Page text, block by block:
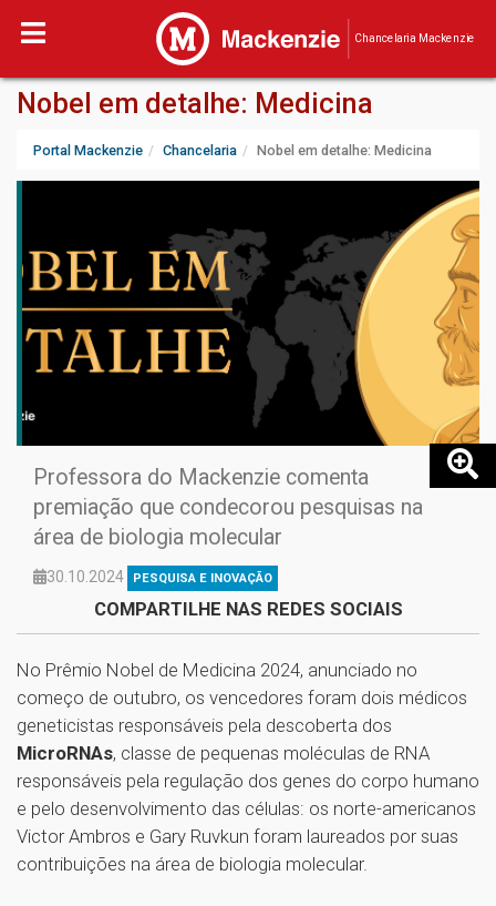
Chancelaria Mackenzie
Nobel em detalhe: Medicina
Portal Mackenzie Chancelaria Nobel em detalhe: Medicina
Professora do Mackenzie comenta
premiação que condecorou pesquisas na
área de biologia molecular
30.10.2024 PESQUISA E INOVAÇÃO
COMPARTILHE NAS REDES SOCIAIS
No Prêmio Nobel de Medicina 2024, anunciado no
começo de outubro, os vencedores foram dois médicos
geneticistas responsáveis pela descoberta dos
MicroRNAs, classe de pequenas moléculas de RNA
responsáveis pela regulação dos genes do corpo humano
e pelo desenvolvimento das células: os norte-americanos
Victor Ambros e Gary Ruvkun foram laureados por suas
contribuições na área de biologia molecular.